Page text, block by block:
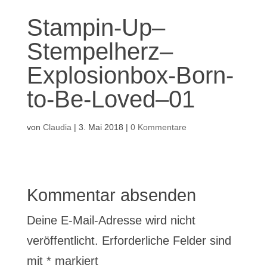
Stampin-Up–
Stempelherz–
Explosionbox-Born-
to-Be-Loved–01
von Claudia | 3. Mai 2018 | 0 Kommentare
Kommentar absenden
Deine E-Mail-Adresse wird nicht
veröffentlicht. Erforderliche Felder sind
mit *markiert